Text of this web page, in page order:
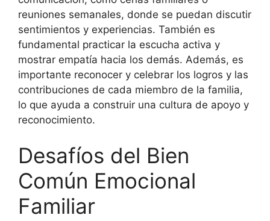
reuniones semanales, donde se puedan discutir
sentimientos y experiencias. También es
fundamental practicar la escucha activa y
mostrar empatía hacia los demás. Además, es
importante reconocer y celebrar los logros y las
contribuciones de cada miembro de la familia,
lo que ayuda a construir una cultura de apoyo y
reconocimiento.
Desafíos del Bien
Común Emocional
Familiar